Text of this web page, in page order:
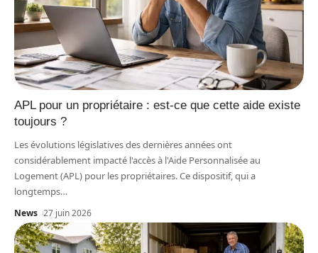
APL pour un propriétaire : est-ce que cette aide existe
toujours ?
Les évolutions législatives des dernières années ont
considérablement impacté l'accès à l'Aide Personnalisée au
Logement (APL) pour les propriétaires. Ce dispositif, qui a
longtemps…
News 27 juin 2026